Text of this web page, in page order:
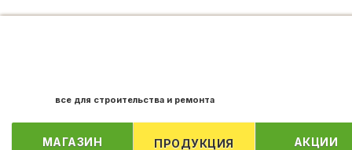
все для строительства и ремонта
МАГАЗИН ПРОДУКЦИЯ АКЦИИ